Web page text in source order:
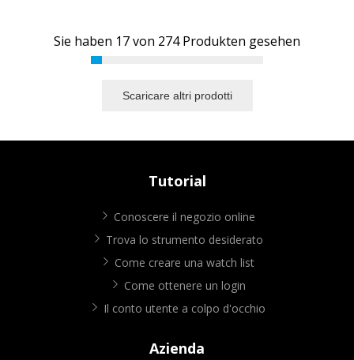
Sie haben 17von 274Produkten gesehen
Scaricare altri prodotti
Tutorial
Conoscere il negozio online
Trova lo strumento desiderato
Come creare una watch list
Come ottenere un login
Il conto utente a colpo d'occhio
Azienda